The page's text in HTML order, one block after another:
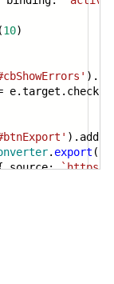
10)
. export
`